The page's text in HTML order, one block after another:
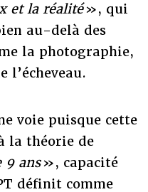
et la réalité», qui
au-delà des
la photographie,
l’écheveau.
voie puisque cette
la théorie de
9 ans», capacité
définit comme